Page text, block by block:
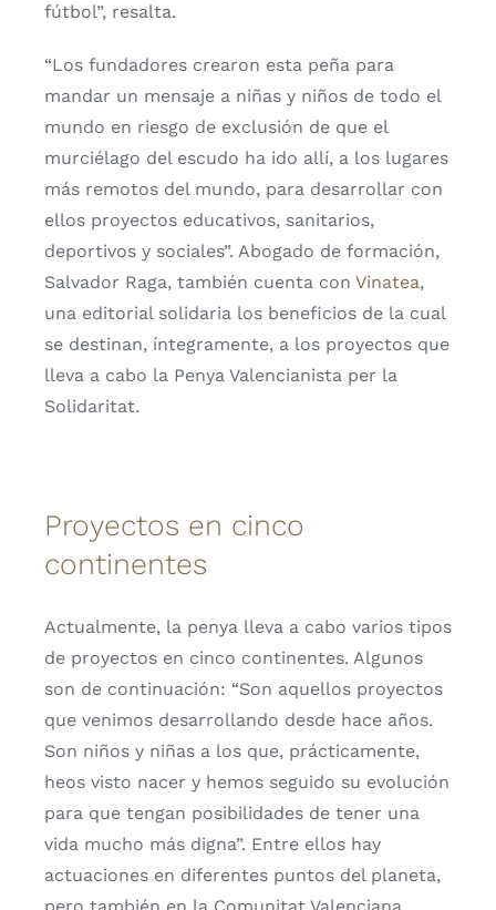
fútbol”, resalta.
“Los fundadores crearon esta peña para
mandar un mensaje a niñas y niños de todo el
mundo en riesgo de exclusión de que el
murciélago del escudo ha ido allí, a los lugares
más remotos del mundo, para desarrollar con
ellos proyectos educativos, sanitarios,
deportivos y sociales”. Abogado de formación,
Salvador Raga, también cuenta con Vinatea,
una editorial solidaria los beneficios de la cual
se destinan, íntegramente, a los proyectos que
lleva a cabo la Penya Valencianista per la
Solidaritat.
Proyectos en cinco
continentes
Actualmente, la penya lleva a cabo varios tipos
de proyectos en cinco continentes. Algunos
son de continuación: “Son aquellos proyectos
que venimos desarrollando desde hace años.
Son niños y niñas a los que, prácticamente,
heos visto nacer y hemos seguido su evolución
para que tengan posibilidades de tener una
vida mucho más digna”. Entre ellos hay
actuaciones en diferentes puntos del planeta,